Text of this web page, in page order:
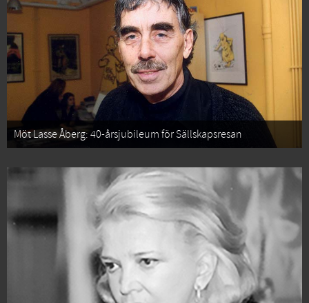
Möt Lasse Åberg: 40-årsjubileum för Sällskapsresan